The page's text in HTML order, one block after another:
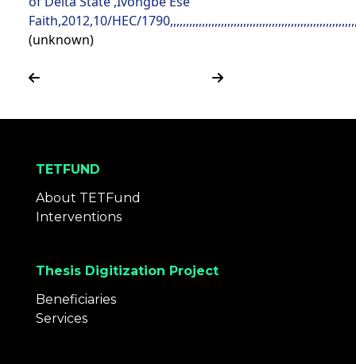
(unknown)
TETFUND
About TETFund
Interventions
Thesis Digitization Project
Beneficiaries
Services